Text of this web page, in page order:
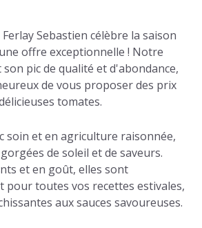
Sebastien célèbre la saison
offre exceptionnelle ! Notre
pic de qualité et d'abondance,
de vous proposer des prix
tomates.
soin et en agriculture raisonnée,
de soleil et de saveurs.
et en goût, elles sont
toutes vos recettes estivales,
aux sauces savoureuses.